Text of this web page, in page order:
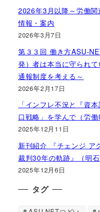
2026年3月以降～労働
情報・案内
2026年3月7日
第３３回 働き方ASU-
発）者は本当に守られ
通報制度を考える～
2026年2月17日
「インフレ不況と『資
口戦略」を学んで（労働
2025年12月11日
新刊紹介 『チェンジ ア
裁判30年の軌跡』（明
2025年12月6日
タグ